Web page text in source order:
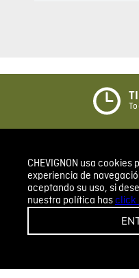
CHEVIGNON usa
experiencia de
aceptando su uso, si
nuestra política hasclick
Califique el
★☆
Su nombre
Correo electrónico
Escribir comentario
REGÍSTRATE,
LEGACY,
TODOS LOS